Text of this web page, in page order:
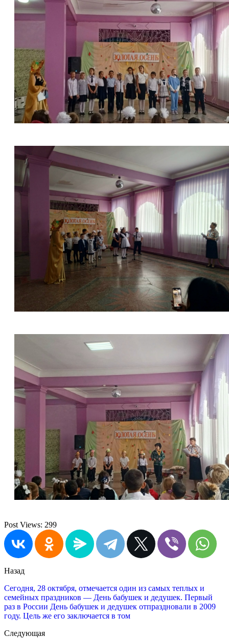
Post Views: 299
Назад
Сегодня, 28 октября, отмечается один из самых теплых и
семейных праздников — День бабушек и дедушек. Первый
раз в России День бабушек и дедушек отпраздновали в 2009
году. Цель же его заключается в том
Следующая